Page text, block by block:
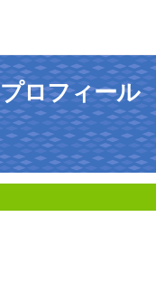
ロフィール